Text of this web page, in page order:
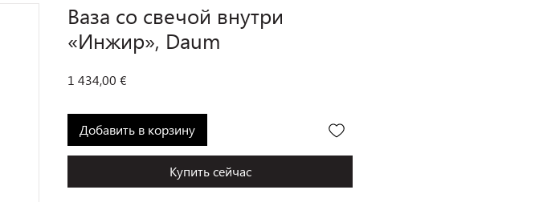
Ваза со свечой внутри
«Инжир», Daum
1 434,00 €
Добавить в корзину
Купить сейчас